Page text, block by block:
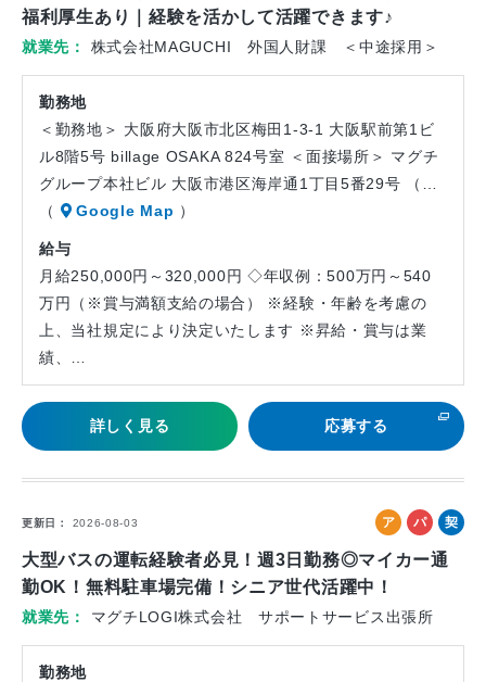
福利厚生あり｜経験を活かして活躍できます♪
就業先 株式会社MAGUCHI 外国人財課 ＜中途採用＞
勤務地
＜勤務地＞ 大阪府大阪市北区梅田1-3-1 大阪駅前第1ビ
ル8階5号 billage OSAKA 824号室 ＜面接場所＞ マグチ
グループ本社ビル 大阪市港区海岸通1丁目5番29号 （…
（
Google Map ）
給与
月給250,000円～320,000円 ◇年収例：500万円～540
万円（※賞与満額支給の場合） ※経験・年齢を考慮の
上、当社規定により決定いたします ※昇給・賞与は業
績、…
詳しく見る 応募する
更新日 2026-08-03
ア
ル
ト
パ
契
約
大型バスの運転経験者必見！週3日勤務◎マイカー通
勤OK！無料駐車場完備！シニア世代活躍中！
就業先 マグチLOGI株式会社 サポートサービス出張所
勤務地